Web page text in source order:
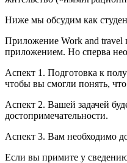
Ниже мы обсудим как
Приложение Work and travel
приложением. Но сперва
Аспект 1. Подготовка к
чтобы вы смогли понять, что
Аспект 2. Вашей задачей
достопримечательности.
Аспект 3. Вам необходимо
Если вы примите у